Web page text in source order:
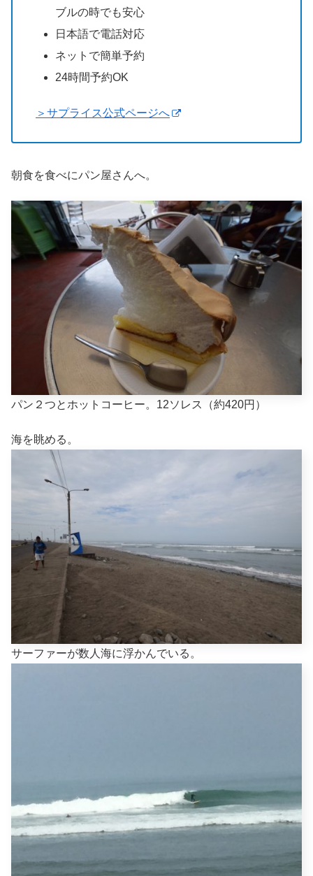
ブルの時でも安心
日本語で電話対応
ネットで簡単予約
24時間予約OK
＞サプライス公式ページへ
朝食を食べにパン屋さんへ。
パン２つとホットコーヒー。12ソレス（約420円）
海を眺める。
サーファーが数人海に浮かんでいる。